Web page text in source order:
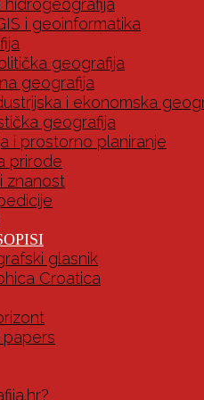
hidrogeografija
i geoinformatika
geografija
geografija
i ekonomska
geografija
i prostorno planiranje
prirode
znanost
glasnik
Croatica
papers